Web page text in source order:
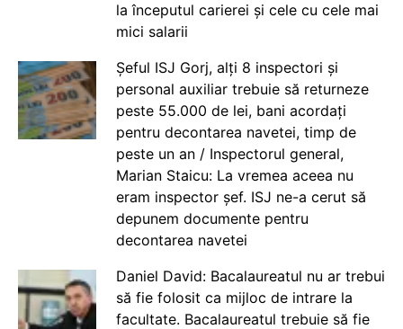
la începutul carierei și cele cu cele mai
mici salarii
Șeful ISJ Gorj, alți 8 inspectori și
personal auxiliar trebuie să returneze
peste 55.000 de lei, bani acordați
pentru decontarea navetei, timp de
peste un an / Inspectorul general,
Marian Staicu: La vremea aceea nu
eram inspector șef. ISJ ne-a cerut să
depunem documente pentru
decontarea navetei
Daniel David: Bacalaureatul nu ar trebui
să fie folosit ca mijloc de intrare la
facultate. Bacalaureatul trebuie să fie